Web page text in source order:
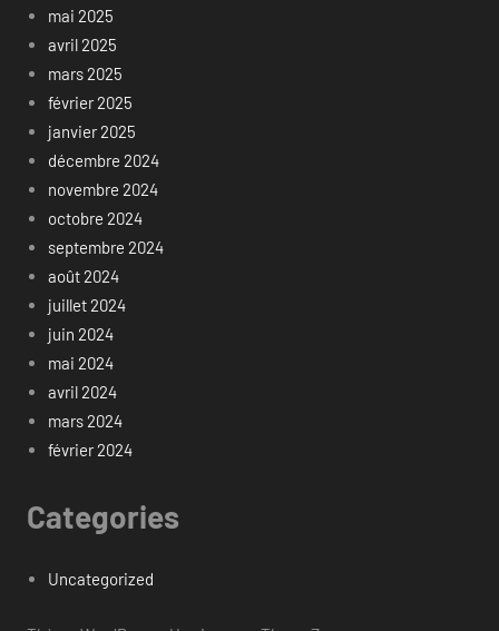
mai 2025
avril 2025
mars 2025
février 2025
janvier 2025
décembre 2024
novembre 2024
octobre 2024
septembre 2024
août 2024
juillet 2024
juin 2024
mai 2024
avril 2024
mars 2024
février 2024
Categories
Uncategorized